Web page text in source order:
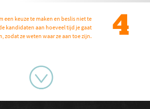
4
een keuze te maken en beslis niet te
kandidaten aan hoeveel tijd je gaat
zodat ze weten waar ze aan toe zijn.